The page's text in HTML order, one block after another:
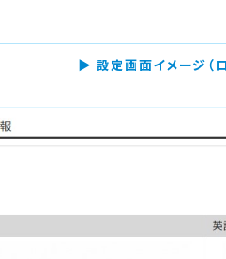
▶ 設定画面イメージ（